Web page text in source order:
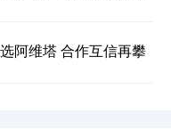
阿维塔 合作互信再攀